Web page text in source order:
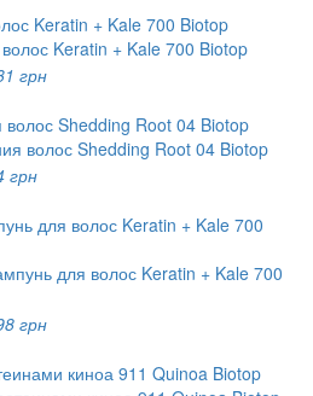
Keratin + Kale 700 Biotop
грн
Shedding Root 04 Biotop
грн
для волос Keratin + Kale 700
грн
киноа 911 Quinoa Biotop